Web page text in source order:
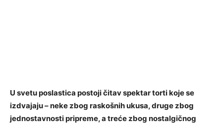
U svetu poslastica postoji čitav spektar torti koje se
izdvajaju – neke zbog raskošnih ukusa, druge zbog
jednostavnosti pripreme, a treće zbog nostalgičnog